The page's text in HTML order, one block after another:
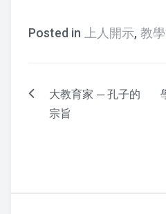
3. 謹
Posted in 上人開示, 教
Post大教育家 ─ 孔子的
宗旨